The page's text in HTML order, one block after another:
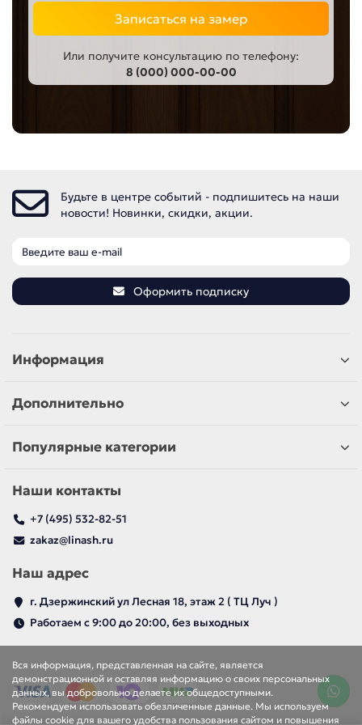
обеспечивают легкость в использовании и надежность в
эксплуатации. Мы предлагаем двери с различными
поворотные, что позволяет выбрать оптимальный вариант
для любого пространства.
актуальные решения. В нашем каталоге вы найдете двери
современные минималистичные модели, которые
идеально впишутся в любой стиль.
Записаться на замер
Или получите консультацию по телефону:
8 (000) 000-00-00
Вся информация, представленная на сайте, является
демонстрационной и оставляя информацию о своих персональных
данных, вы добровольно делаете их общедоступными.
Рекомендуем использовать обезличенные данные. Мы используем
файлы cookie для вашего удобства пользования сайтом и повышения
Будьте в центре событий - подпишитесь на наши
новости! Новинки, скидки, акции.
Оформить подписку
Информация
Дополнительно
Популярные категории
Наши контакты
+7 (495) 532-82-51
zakaz@linash.ru
Наш адрес
г. Дзержинский ул Лесная 18, этаж 2 ( ТЦ Луч )
Работаем с 9:00 до 20:00, без выходных